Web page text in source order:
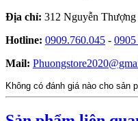
Địa chỉ: 312 Nguyễn
Hotline: 0909.760.045 -
Mail:
Không có đánh giá nào cho sản